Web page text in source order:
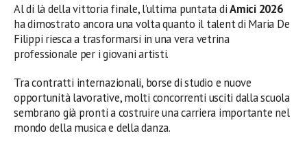
Al di là della vittoria finale, l’ultima puntata diAmici 2026
ha dimostrato ancora una volta quanto il talent di Maria De
Filippi riesca a trasformarsi in una vera vetrina
professionale per i giovani artisti.
Tra contratti internazionali, borse di studio e nuove
opportunità lavorative, molti concorrenti usciti dalla scuola
sembrano già pronti a costruire una carriera importante nel
mondo della musica e della danza.